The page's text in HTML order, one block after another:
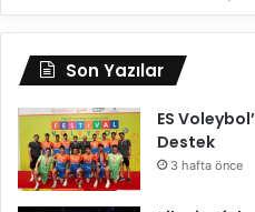
Son Yazılar
ES
Destek
3 hafta önce